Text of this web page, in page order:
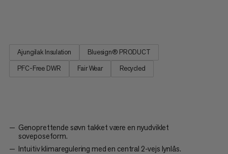
Ajungilak Insulation
Bluesign® PRODUCT
PFC-Free DWR
Fair Wear Recycled
Genoprettende søvn takket være en nyudviklet
soveposeform.
Intuitiv klimaregulering med en central 2-vejs lynlås.